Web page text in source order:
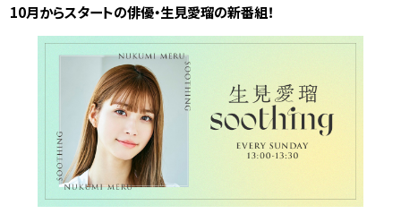
10月からスタートの俳優・生見愛瑠の新番組！